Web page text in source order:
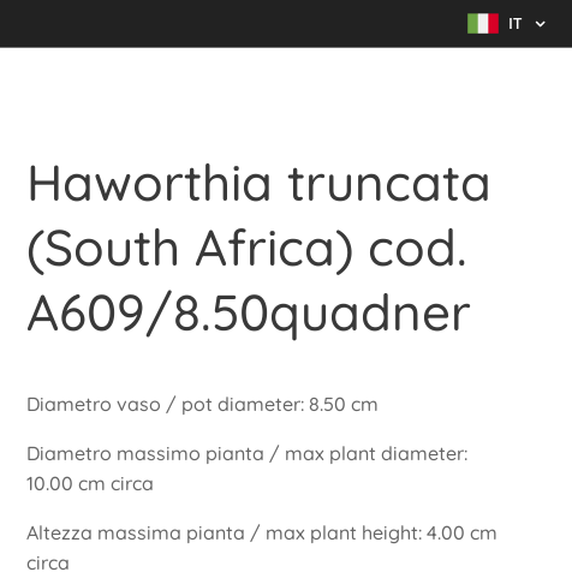
IT
Haworthia truncata
(South Africa) cod.
A609/8.50quadner
Diametro vaso / pot diameter: 8.50 cm
Diametro massimo pianta / max plant diameter:
10.00 cm circa
Altezza massima pianta / max plant height: 4.00 cm
circa